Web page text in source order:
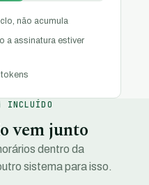
não acumula
a assinatura estiver
INCLUÍDO
vem junto
dentro da
sistema para isso.